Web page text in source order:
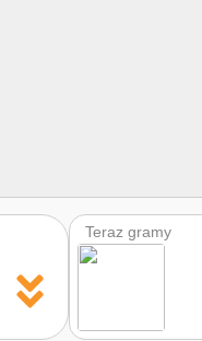
Teraz gramy